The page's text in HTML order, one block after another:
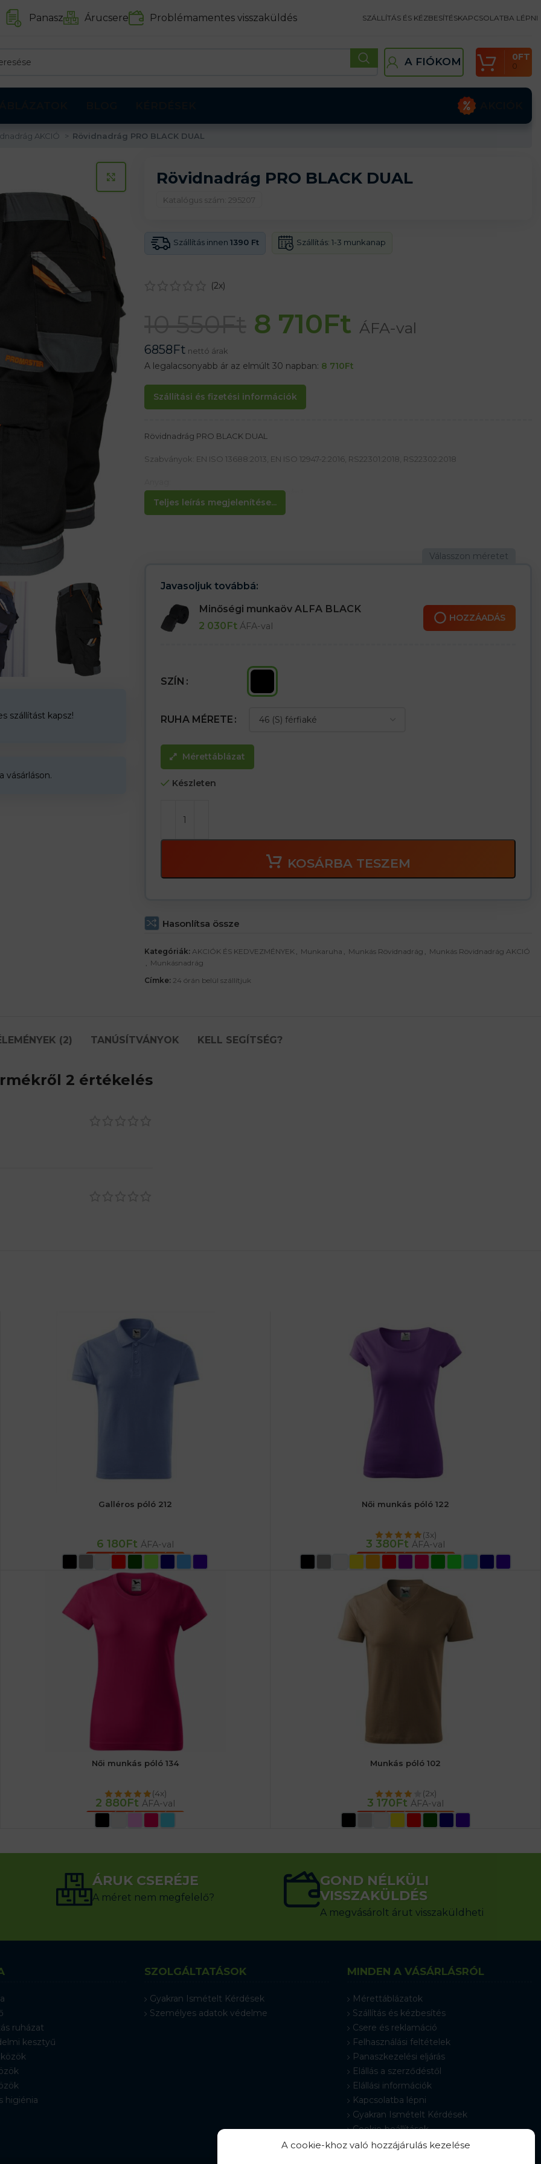
A cookie-khoz való hozzájárulás kezelése
Panasz Árucsere Problémamentes visszaküldés SZÁLLÍTÁS ÉS KÉZBESÍTÉSKAPCSOLATBA LÉPNI
A FIÓKOM 0
0FT
AKCIÓ Rövidnadrág PRO BLACK DUAL
KATTINTS A KINAGYÍTÁSHOZ
szállítást kapsz!
a vásárláson.
Rövidnadrág PRO BLACK DUAL
Katalógus szám: 295207
Szállítás innen 1390 Ft Szállítás: 1-3 munkanap
(2x)
8 710Ft ÁFA-val
6858Ft nettó árak
A legalacsonyabb ár az elmúlt 30 napban: 8 710Ft
Szállítási és fizetési információk
Teljes leírás megjelenítése...
Rövidnadrág PRO BLACK DUAL
Szabványok: EN ISO 13688:2013, EN ISO 12947-2:2016, RS22301:2018, RS22302:2018
65% poliészter, 35% pamut 295-300 g/m²
Jellemzők:
– Egy lábzseb száraz cipzárhoz
Az öv nem része a csomagnak (külön kell megrendelni)
Javasoljuk továbbá:
Minőségi munkaöv ALFA BLACK
2 030Ft ÁFA-val
HOZZÁADÁS
SZÍN
RUHA MÉRETE
Mérettáblázat
Készleten
KOSÁRBA TESZEM
Hasonlítsa össze
Kategóriák: AKCIÓK ÉS KEDVEZMÉNYEK , Munkaruha , Munkás Rövidnadrág , Munkás Rövidnadrág AKCIÓ
, Munkásnadrág
Címke: 24 órán belül szállítjuk
(2) TANÚSÍTVÁNYOK KELL SEGÍTSÉG?
2 értékelés
Galléros póló 212
6 180Ft ÁFA-val
OPCIÓK VÁLASZTÁSA
Női munkás póló 122
(3x)
3 380Ft ÁFA-val
OPCIÓK VÁLASZTÁSA
Női munkás póló 134
(4x)
2 880Ft ÁFA-val
OPCIÓK VÁLASZTÁSA
Munkás póló 102
(2x)
3 170Ft ÁFA-val
OPCIÓK VÁLASZTÁSA
ÁRUK CSERÉJE
A méret nem megfelelő?
GOND NÉLKÜLI
VISSZAKÜLDÉS
A megvásárolt árut visszaküldheti
ruházat
kesztyű
higiénia
SZOLGÁLTATÁSOK
Gyakran Ismételt Kérdések
Személyes adatok védelme
MINDEN A VÁSÁRLÁSRÓL
Mérettáblázatok
Szállítás és kézbesítés
Csere és reklamáció
Felhasználási feltételek
Panaszkezelési eljárás
Elállás a szerződéstől
Elállási információk
Kapcsolatba lépni
Gyakran Ismételt Kérdések
Cookie-beállítások